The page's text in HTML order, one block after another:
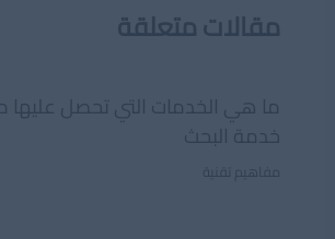
مقالات متعلقة
ما هي الخدمات التي تحصل عليها
خدمة البحث
مفاهيم تقنية